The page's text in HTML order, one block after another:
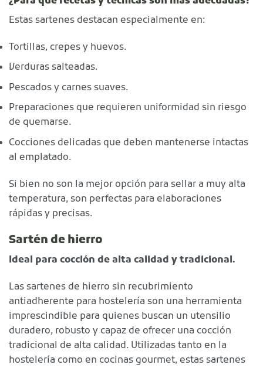
Estas sartenes destacan especialmente en:
Tortillas, crepes y huevos.
Verduras salteadas.
Pescados y carnes suaves.
Preparaciones que requieren uniformidad sin riesgo
de quemarse.
Cocciones delicadas que deben mantenerse intactas
al emplatado.
Si bien no son la mejor opción para sellar a muy alta
temperatura, son perfectas para elaboraciones
rápidas y precisas.
Sartén de hierro
Ideal para cocción de alta calidad y tradicional.
Las sartenes de hierro sin recubrimiento
antiadherente para hostelería son una herramienta
imprescindible para quienes buscan un utensilio
duradero, robusto y capaz de ofrecer una cocción
tradicional de alta calidad. Utilizadas tanto en la
hostelería como en cocinas gourmet, estas sartenes